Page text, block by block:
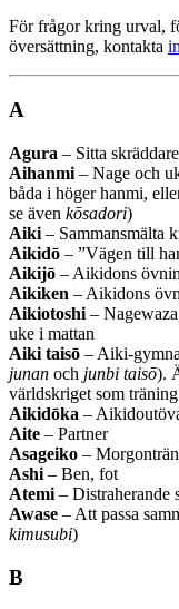
För frågor kring urval,
översättning, kontakta
A
Agura – Sitta
Aihanmi – Nage och
båda i höger hanmi,
se även kōsadori)
Aiki – Sammansmälta
Aikidō – ”Vägen till
Aikijō – Aikidons
Aikiken – Aikidons
Aikiotoshi –
uke i mattan
Aiki taisō – Aiki-
junan och junbi taisō).
världskriget som
Aikidōka –
Aite – Partner
Asageiko –
Ashi – Ben, fot
Atemi – Distraherande
Awase – Att passa
kimusubi)
B